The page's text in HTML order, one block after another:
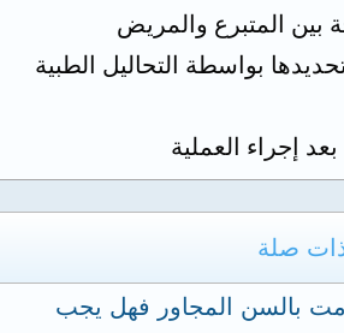
بين المتبرع والمريض
بواسطة التحاليل الطبية
إجراء العملية
صلة
بالسن المجاور فهل يجب